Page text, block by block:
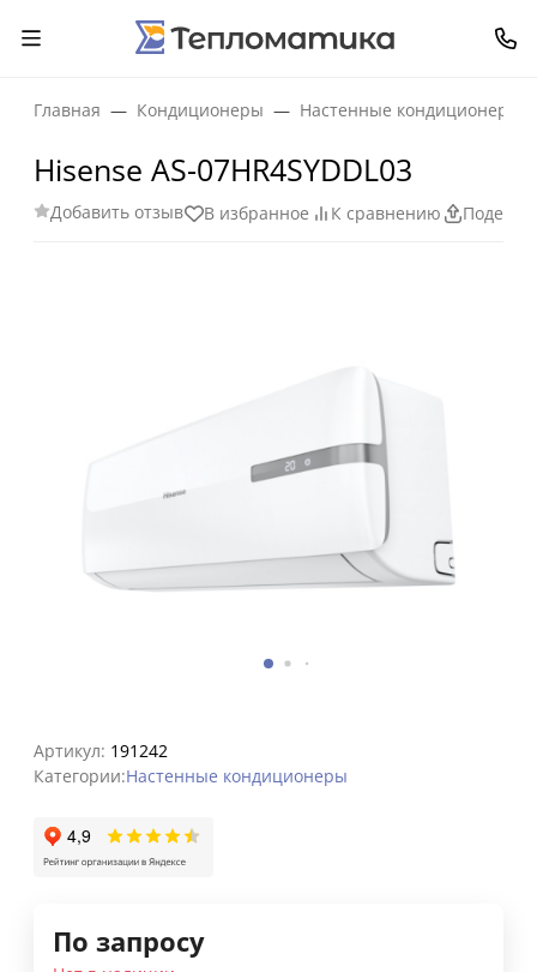
Главная Кондиционеры Настенные кондиционеры
Hisense AS-07HR4SYDDL03
Добавить отзыв В избранное К сравнению
Артикул: 191242
Категории:Настенные кондиционеры
По запросу